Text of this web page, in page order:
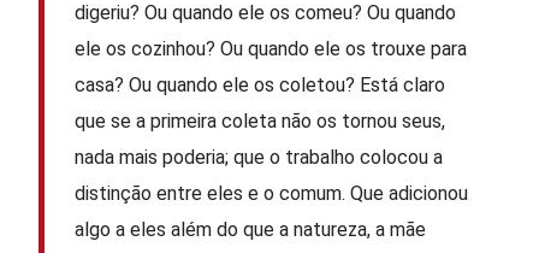
digeriu? Ou quando ele os comeu? Ou quando
ele os cozinhou? Ou quando ele os trouxe para
casa? Ou quando ele os coletou? Está claro
que se a primeira coleta não os tornou seus,
nada mais poderia; que o trabalho colocou a
distinção entre eles e o comum. Que adicionou
algo a eles além do que a natureza, a mãe